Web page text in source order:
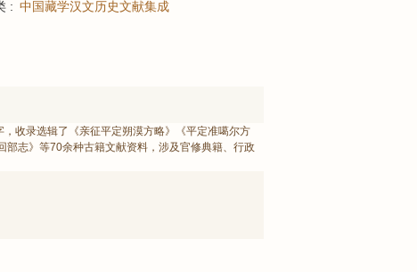
中国藏学汉文历史文献集成
收录选辑了《亲征平定朔漠方略》《平定准噶尔方
志》等70余种古籍文献资料，涉及官修典籍、行政